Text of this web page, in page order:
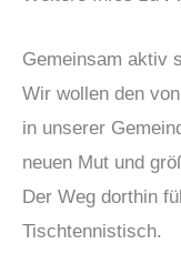
Gemeinsam aktiv
Wir wollen den
in unserer
neuen Mut und
Der Weg dorthin
Tischtennistisch.